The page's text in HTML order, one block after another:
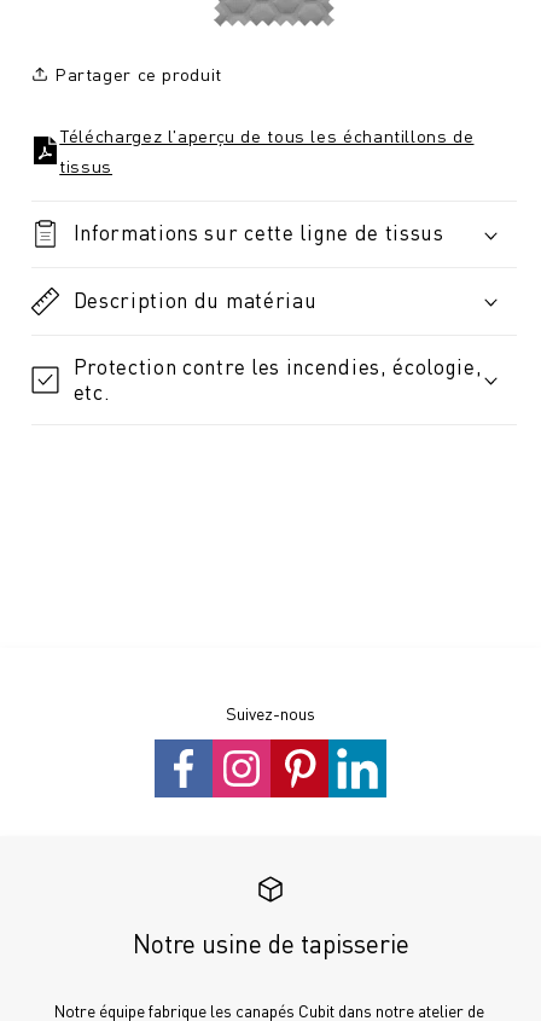
Partager ce produit
Téléchargez l'aperçu de tous les échantillons de
tissus
Informations sur cette ligne de tissus
Description du matériau
Protection contre les incendies, écologie,
etc.
Suivez-nous
Notre usine de tapisserie
Notre équipe fabrique les canapés Cubit dans notre atelier de